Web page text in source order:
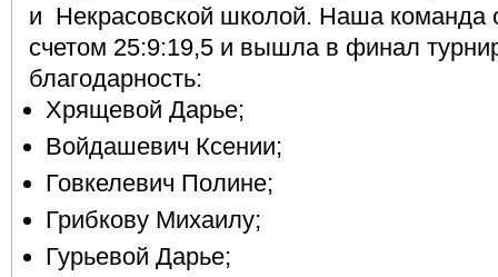
и Некрасовской школой. Наша команда
счетом 25:9:19,5 и вышла в финал
благодарность:
Хрящевой Дарье;
Войдашевич Ксении;
Говкелевич Полине;
Грибкову Михаилу;
Гурьевой Дарье;